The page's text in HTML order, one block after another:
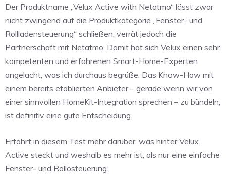
Der Produktname „Velux Active with Netatmo“ lässt zwar
nicht zwingend auf die Produktkategorie „Fenster- und
Rollladensteuerung“ schließen, verrät jedoch die
Partnerschaft mit Netatmo. Damit hat sich Velux einen sehr
kompetenten und erfahrenen Smart-Home-Experten
angelacht, was ich durchaus begrüße. Das Know-How mit
einem bereits etablierten Anbieter – gerade wenn wir von
einer sinnvollen HomeKit-Integration sprechen – zu bündeln,
ist definitiv eine gute Entscheidung.
Erfahrt in diesem Test mehr darüber, was hinter Velux
Active steckt und weshalb es mehr ist, als nur eine einfache
Fenster- und Rollosteuerung.